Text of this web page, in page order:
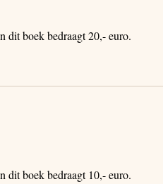
dit boek bedraagt 20,- euro.
dit boek bedraagt 10,- euro.